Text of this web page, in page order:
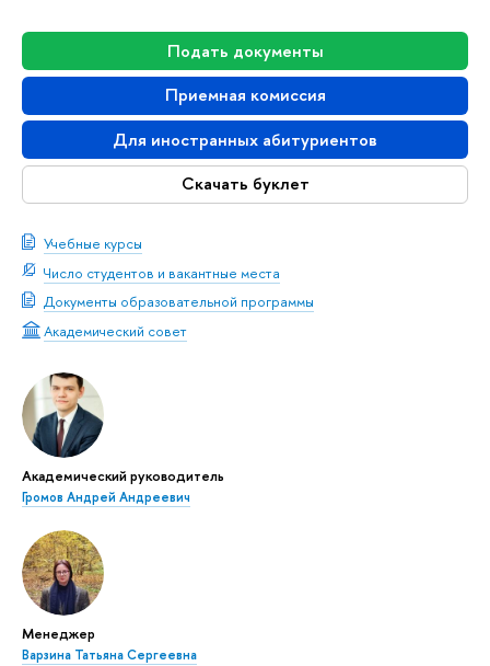
Подать документы
Приемная комиссия
Для иностранных абитуриентов
Скачать буклет
Учебные курсы
Число студентов и вакантные места
Документы образовательной программы
Академический совет
Академический руководитель
Громов Андрей Андреевич
Менеджер
Варзина Татьяна Сергеевна